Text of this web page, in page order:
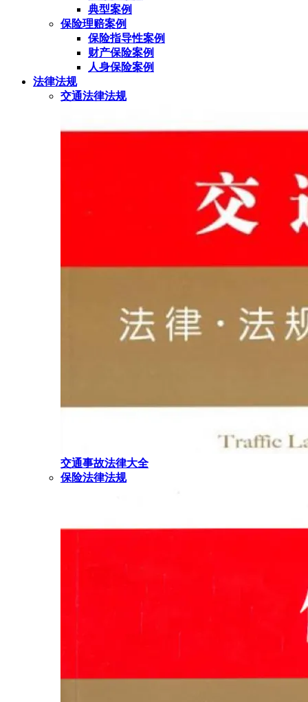
典型案例
保险理赔案例
保险指导性案例
财产保险案例
人身保险案例
法律法规
交通法律法规
交通事故法律大全
保险法律法规